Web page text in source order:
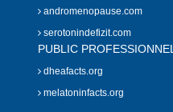
andromenopause.com
serotonindefizit.com
PUBLIC PROFESSIONNEL
dheafacts.org
melatoninfacts.org